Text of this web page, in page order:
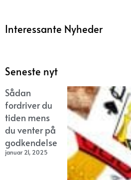
Interessante Nyheder
Seneste nyt
Sådan
fordriver du
tiden mens
du venter på
godkendelse
januar 21, 2025